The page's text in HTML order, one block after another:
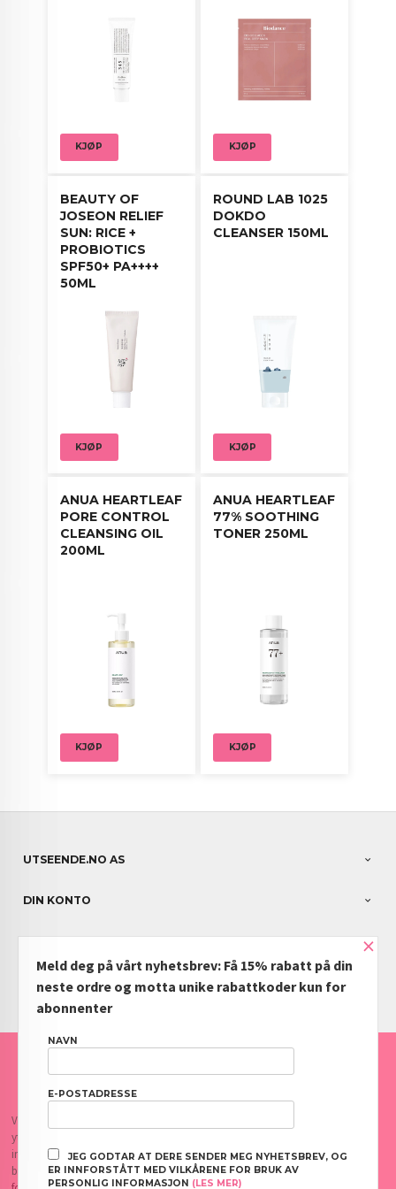
Ved regelmessig bruk etterlates huden hydrert,
myk og synlig mer balansert.
Bruksanvisning:
forsiktig inn i huden. Kan også påføres med
bomullspad eller brukes som en fuktighetsmaske
KJØP KJØP
BEAUTY OF
JOSEON RELIEF
SUN: RICE +
PROBIOTICS
SPF50+ PA++++
50ML
KJØP
ROUND LAB 1025
DOKDO
CLEANSER 150ML
KJØP
ANUA HEARTLEAF
PORE CONTROL
CLEANSING OIL
200ML
KJØP
ANUA HEARTLEAF
77% SOOTHING
TONER 250ML
KJØP
UTSEENDE.NO AS
DIN KONTO
NYHETSBREV
PARTNERE
FRAKT KJØPSBETINGELSER SIKKERHET OG PERSONVERN
Vår nettbutikk bruker cookies slik at du får en bedre kjøpsopplevelse og vi kan
yte deg bedre service. Vi bruker cookies hovedsaklig til å lagre
innloggingsdetaljer og huske hva du har puttet i handlekurven din. Fortsett å
bruke siden som normalt om du godtar dette.Les merellerendre innstillinger
×
Meld deg på vårt nyhetsbrev: Få 15% rabatt på din
neste ordre og motta unike rabattkoder kun for
abonnenter
NAVN
E-POSTADRESSE
JEG GODTAR AT DERE SENDER MEG NYHETSBREV, OG
ER INNFORSTÅTT MED VILKÅRENE FOR BRUK AV
PERSONLIG INFORMASJON (LES MER)